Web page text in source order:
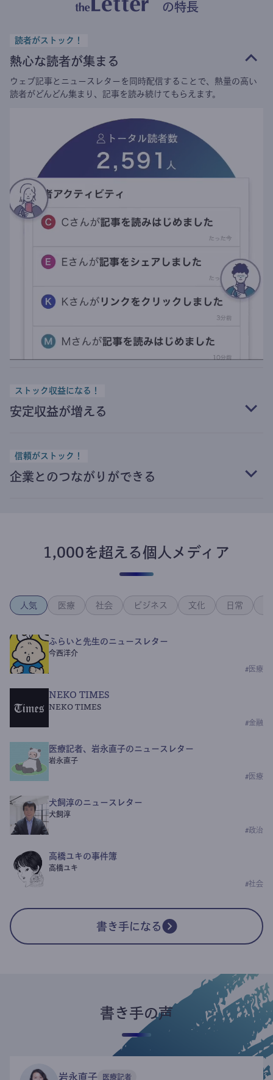
の特長
読者がストック！
熱心な読者が集まる
ウェブ記事とニュースレターを同時配信することで、熱量の高い
読者がどんどん集まり、記事を読み続けてもらえます。
ストック収益になる！
安定収益が増える
信頼がストック！
企業とのつながりができる
1,000を超える個人メディア
人気 医療 社会 ビジネス 文化 日常
ふらいと先生のニュースレター
今西洋介
# 医療
NEKO TIMES
NEKO TIMES
#金融
医療記者、岩永直子のニュースレター
岩永直子
# 医療
犬飼淳のニュースレター
犬飼淳
#政治
高橋ユキの事件簿
高橋ユキ
#社会
書き手になる
書き手の声
岩永直子 医療記者